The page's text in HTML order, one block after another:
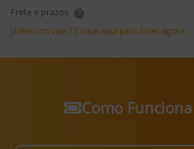
Frete e prazos ?
Já tem um vale ? Clique aqui para fazer agora.
Como